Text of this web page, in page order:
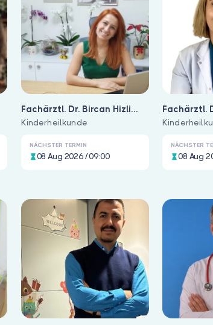
Fachärztl. Dr. Bircan Hizli
Karabacak
Kinderheilkunde
NÄCHSTER TERMIN
08 Aug 2026 / 09:00
Fachärztl.
NÄCHSTER
08 Aug